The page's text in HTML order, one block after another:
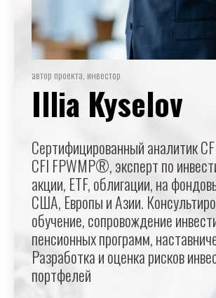
автор проекта, инвестор
Illia Kyselov
Сертифицированный аналитик
CFI FPWMP®, эксперт по
акции, ETF, облигации, на
США, Европы и Азии.
обучение, сопровождение
пенсионных программ,
Разработка и оценка рисков
портфелей